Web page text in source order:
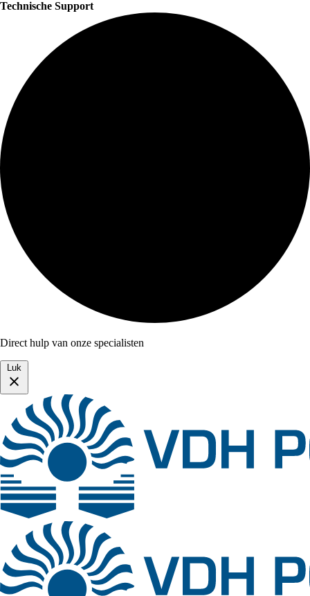
Technische Support
Direct hulp van onze specialisten
Luk